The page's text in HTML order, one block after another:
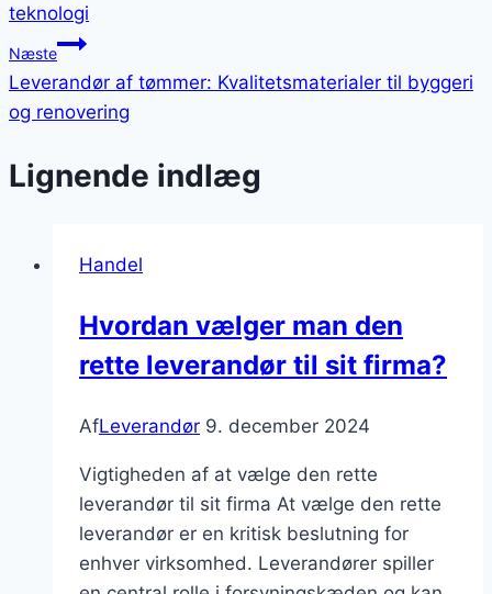
teknologi
Næste
Leverandør af tømmer: Kvalitetsmaterialer til byggeri
og renovering
Lignende indlæg
Handel
Hvordan vælger man den
rette leverandør til sit firma?
AfLeverandør 9. december 2024
Vigtigheden af at vælge den rette
leverandør til sit firma At vælge den rette
leverandør er en kritisk beslutning for
enhver virksomhed. Leverandører spiller